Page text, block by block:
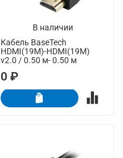
В наличии
Кабель BaseTech
HDMI(19M)-HDMI(19M)
v2.0 / 0.50 м- 0.50 м
0 ₽